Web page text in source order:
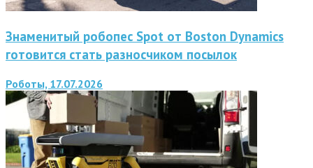
Знаменитый робопес Spot от Boston Dynamics
готовится стать разносчиком посылок
Роботы, 17.07.2026